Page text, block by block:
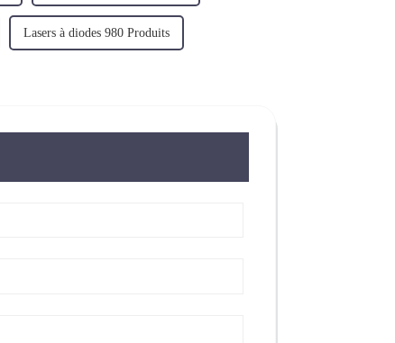
Lasers à diodes 980 Produits